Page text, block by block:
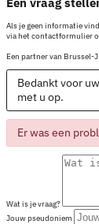
Als je geen informatie
via het contactformulier
Een partner van Brussel-
Bedankt voor
met u op.
Er was een
Wat is je vraag?
Jouw pseudoniem